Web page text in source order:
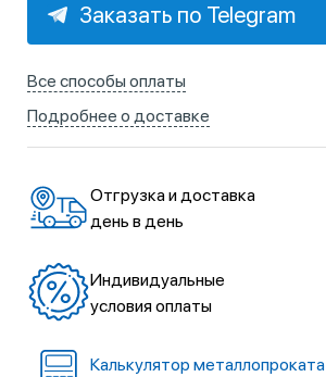
Заказать по Telegram
Все способы оплаты
Подробнее о доставке
Отгрузка и доставка
день в день
Индивидуальные
условия оплаты
Калькулятор металлопроката